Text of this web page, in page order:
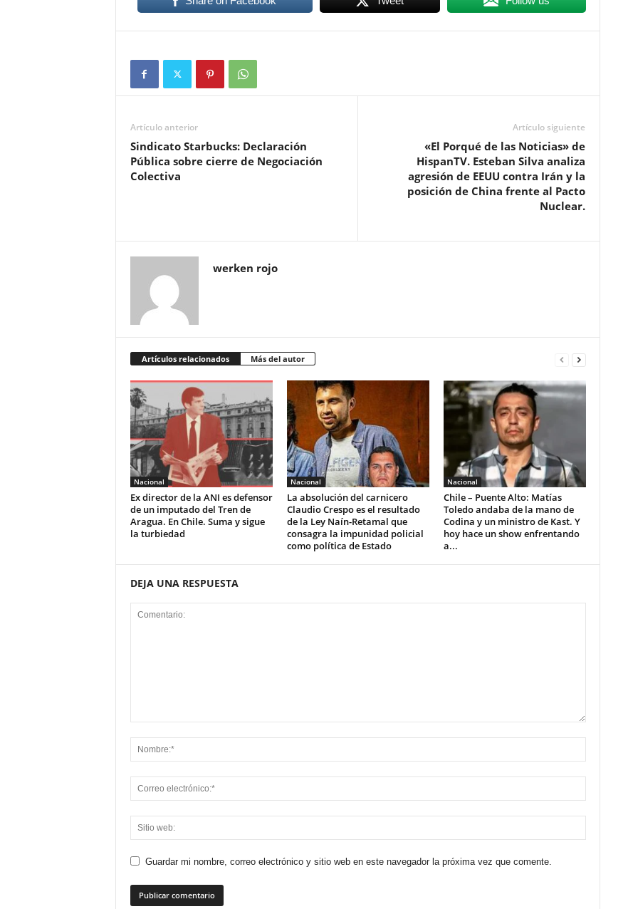
Artículo anterior
Sindicato Starbucks: Declaración
Pública sobre cierre de Negociación
Colectiva
Artículo siguiente
«El Porqué de las Noticias» de
HispanTV. Esteban Silva analiza
agresión de EEUU contra Irán y la
posición de China frente al Pacto
Nuclear.
werken rojo
Artículos relacionados Más del autor
Nacional
Ex director de la ANI es defensor
de un imputado del Tren de
Aragua. En Chile. Suma y sigue
la turbiedad
Nacional
La absolución del carnicero
Claudio Crespo es el resultado
de la Ley Naín-Retamal que
consagra la impunidad policial
como política de Estado
Nacional
Chile – Puente Alto: Matías
Toledo andaba de la mano de
Codina y un ministro de Kast. Y
hoy hace un show enfrentando
a...
DEJA UNA RESPUESTA
Guardar mi nombre, correo electrónico y sitio web en este navegador la próxima vez que comente.